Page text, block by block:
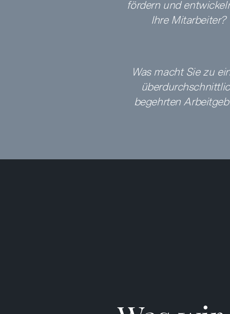
fördern und
Ihre Mitarbeiter?
Was macht Sie zu
begehrten